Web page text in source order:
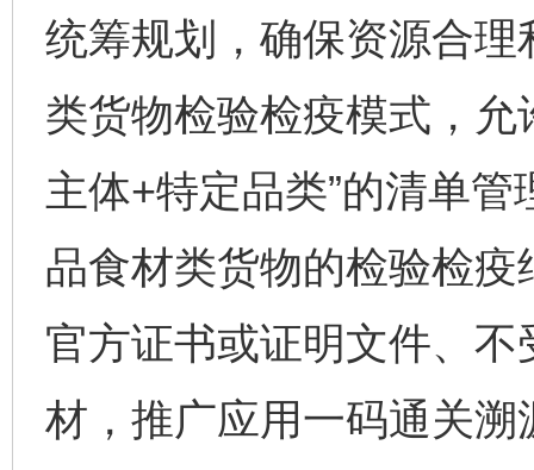
统筹规划，确保资源合
类货物检验检疫模式，
主体+特定品类”的清单
品食材类货物的检验检
官方证书或证明文件、
材，推广应用一码通关溯